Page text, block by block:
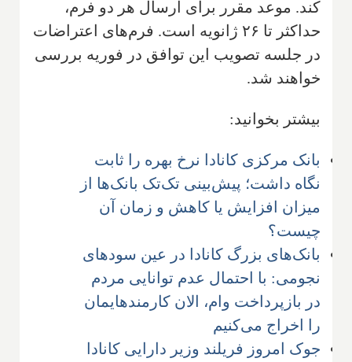
کند. موعد مقرر برای ارسال هر دو فرم،
حداکثر تا ۲۶ ژانویه است. فرم‌های اعتراضات
در جلسه تصویب این توافق در فوریه بررسی
خواهند شد.
بیشتر بخوانید:
بانک مرکزی کانادا نرخ بهره را ثابت
نگاه داشت؛ پیش‌بینی تک‌تک بانک‌ها از
میزان افزایش یا کاهش و زمان آن
چیست؟
بانک‌های بزرگ کانادا در عین سودهای
نجومی: با احتمال عدم توانایی مردم
در بازپرداخت وام، الان کارمندهایمان
را اخراج می‌کنیم
جوک امروز فریلند وزیر دارایی کانادا